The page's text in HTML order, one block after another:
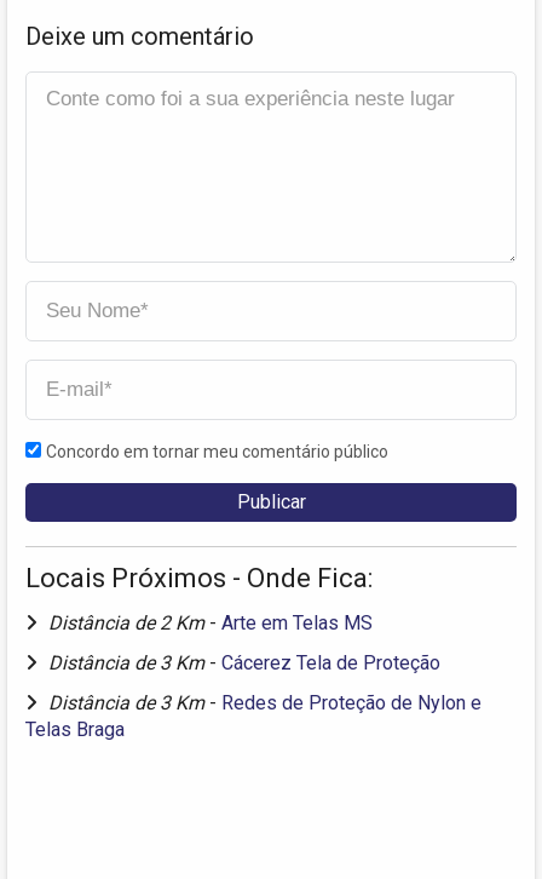
Deixe um comentário
Concordo em tornar meu comentário público
Locais Próximos - Onde Fica:
Distância de 2 Km - Arte em Telas MS
Distância de 3 Km - Cácerez Tela de Proteção
Distância de 3 Km - Redes de Proteção de Nylon e
Telas Braga